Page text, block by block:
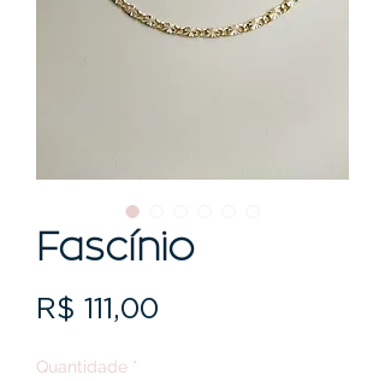
Fascínio
R$ 111,00
Quantidade *